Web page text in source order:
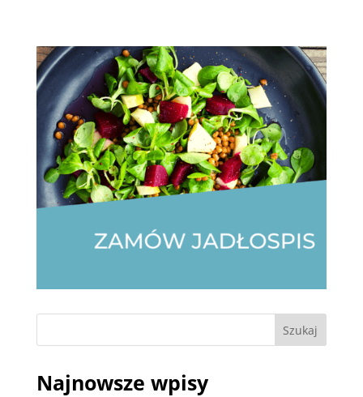
Szukaj
Najnowsze wpisy